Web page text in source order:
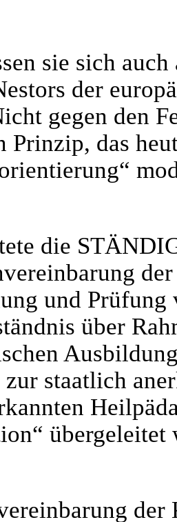
sie sich
der
gegen den
Prinzip, das
die
und Prüfung
über
staatlich
übergeleitet